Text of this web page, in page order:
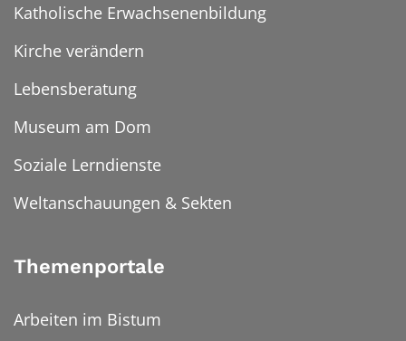
Katholische Erwachsenenbildung
Kirche verändern
Lebensberatung
Museum am Dom
Soziale Lerndienste
Weltanschauungen & Sekten
Themenportale
Arbeiten im Bistum